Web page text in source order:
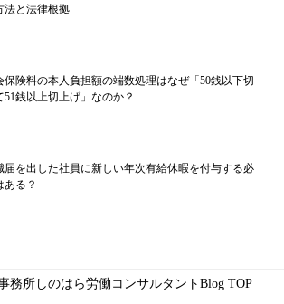
法と法律根拠
保険料の本人負担額の端数処理はなぜ「50銭以下切
51銭以上切上げ」なのか？
届を出した社員に新しい年次有給休暇を付与する必
ある？
務所しのはら労働コンサルタントBlog TOP